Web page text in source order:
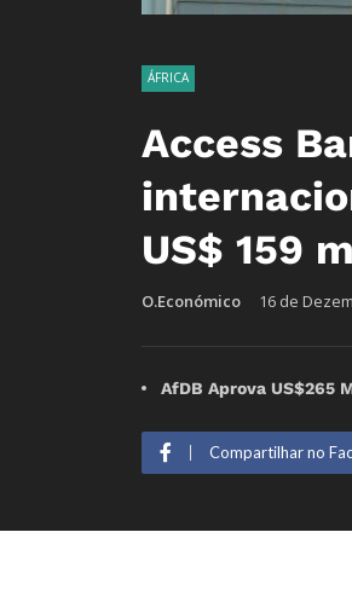
ÁFRICA
Access
US$ 159
O.Económico 16 de
AfDB Aprova US$265
Compartilhar no